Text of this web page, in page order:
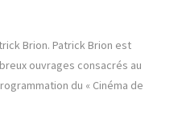
Brion. Patrick Brion est
ouvrages consacrés au
du « Cinéma de